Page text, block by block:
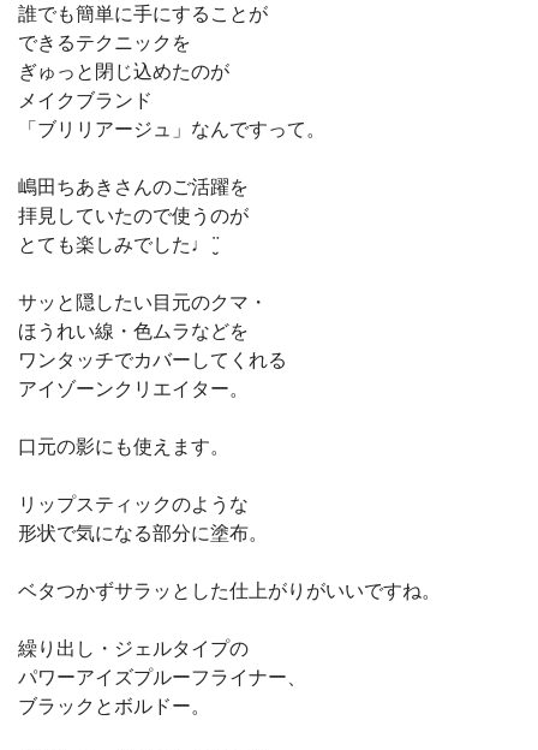
誰でも簡単に手にすることが
できるテクニックを
ぎゅっと閉じ込めたのが
メイクブランド
「ブリリアージュ」なんですって。
嶋田ちあきさんのご活躍を
拝見していたので使うのが
とても楽しみでした♩¨̮
サッと隠したい目元のクマ・
ほうれい線・色ムラなどを
ワンタッチでカバーしてくれる
アイゾーンクリエイター。
口元の影にも使えます。
リップスティックのような
形状で気になる部分に塗布。
ベタつかずサラッとした仕上がりがいいですね。
繰り出し・ジェルタイプの
パワーアイズプルーフライナー、
ブラックとボルドー。